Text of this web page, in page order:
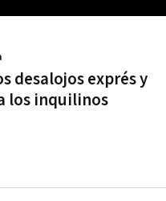
desalojos exprés y
los inquilinos